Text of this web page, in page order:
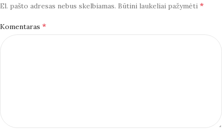
El. pašto adresas nebus skelbiamas. Būtini laukeliai pažymėti *
Komentaras *